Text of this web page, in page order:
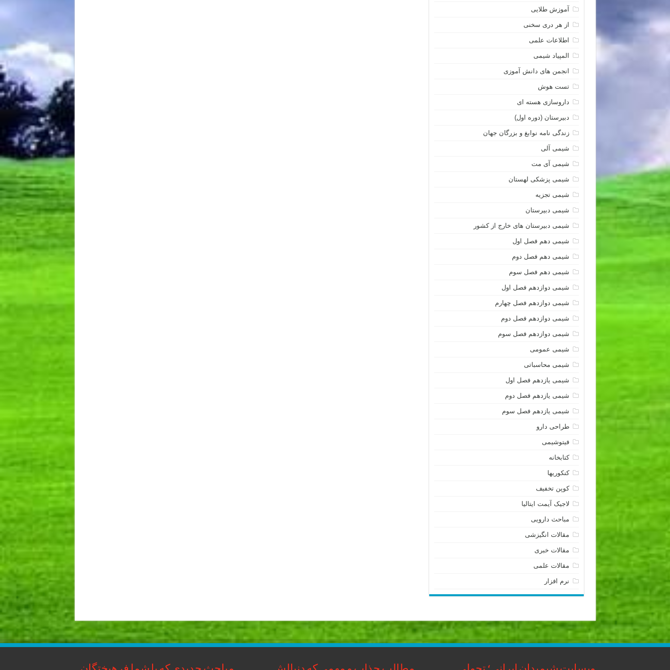
آموزش طلایی
از هر دری سخنی
اطلاعات علمی
المپیاد شیمی
انجمن های دانش آموزی
تست هوش
داروسازی هسته ای
دبیرستان (دوره اول)
زندگی نامه نوابغ و بزرگان جهان
شیمی آلی
شیمی آی مت
شیمی پزشکی لهستان
شیمی تجزیه
شیمی دبیرستان
شیمی دبیرستان های خارج از کشور
شیمی دهم فصل اول
شیمی دهم فصل دوم
شیمی دهم فصل سوم
شیمی دوازدهم فصل اول
شیمی دوازدهم فصل چهارم
شیمی دوازدهم فصل دوم
شیمی دوازدهم فصل سوم
شیمی عمومی
شیمی محاسباتی
شیمی یازدهم فصل اول
شیمی یازدهم فصل دوم
شیمی یازدهم فصل سوم
طراحی دارو
فیتوشیمی
کتابخانه
کنکوریها
کوپن تخفیف
لاجیک آیمت ایتالیا
مباحث دارویی
مقالات انگیزشی
مقالات خبری
مقالات علمی
نرم افزار